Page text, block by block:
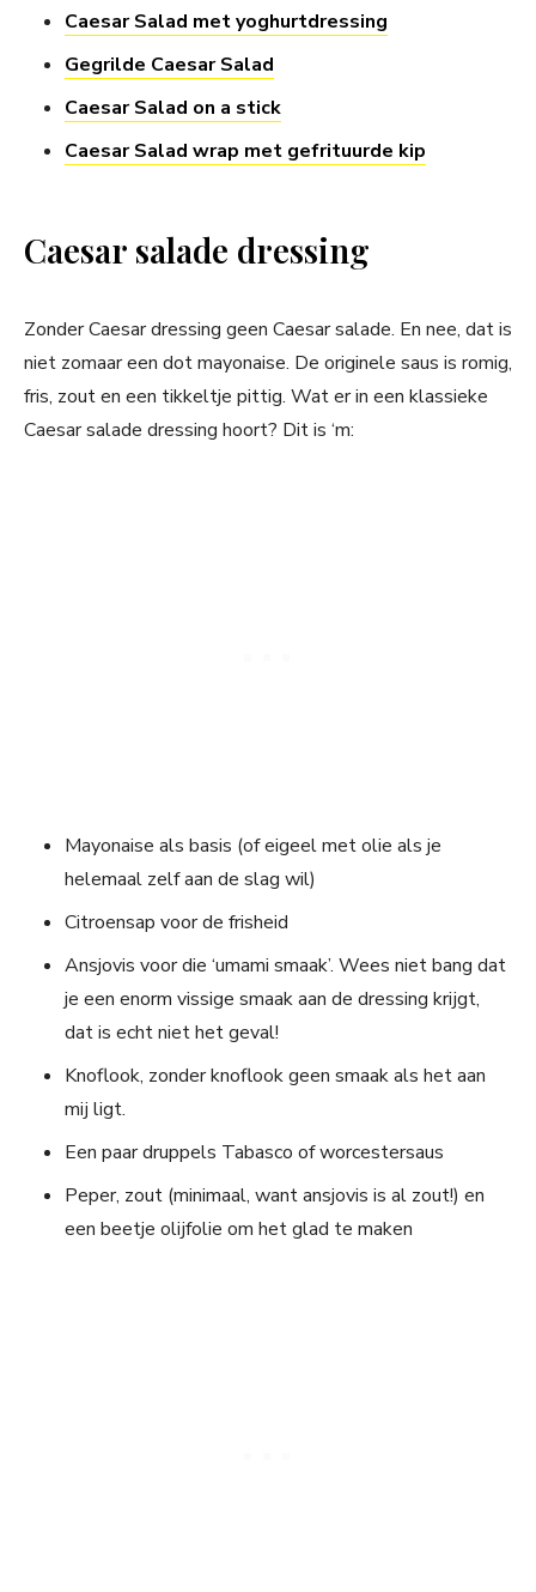
Caesar Salad met yoghurtdressing
Gegrilde Caesar Salad
Caesar Salad on a stick
Caesar Salad wrap met gefrituurde kip
Caesar salade dressing
Zonder Caesar dressing geen Caesar salade. En nee, dat is
niet zomaar een dot mayonaise. De originele saus is romig,
fris, zout en een tikkeltje pittig. Wat er in een klassieke
Caesar salade dressing hoort? Dit is ‘m:
Mayonaise als basis (of eigeel met olie als je
helemaal zelf aan de slag wil)
Citroensap voor de frisheid
Ansjovis voor die ‘umami smaak’. Wees niet bang dat
je een enorm vissige smaak aan de dressing krijgt,
dat is echt niet het geval!
Knoflook, zonder knoflook geen smaak als het aan
mij ligt.
Een paar druppels Tabasco of worcestersaus
Peper, zout (minimaal, want ansjovis is al zout!) en
een beetje olijfolie om het glad te maken